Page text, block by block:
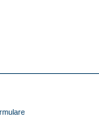
kann die